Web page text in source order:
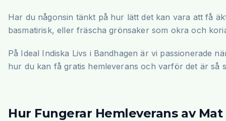
Har du någonsin tänkt på hur lätt det kan vara att få
basmatirisk, eller fräscha grönsaker som okra och
På Ideal Indiska Livs i Bandhagen är vi passionerade
hur du kan få gratis hemleverans och varför det är så
Hur Fungerar Hemleverans av